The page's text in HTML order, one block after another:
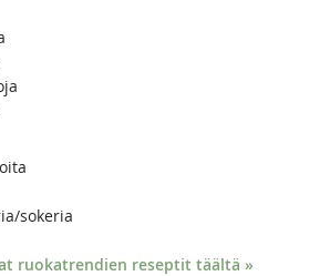
sokeria
ruokatrendien reseptit täältä »